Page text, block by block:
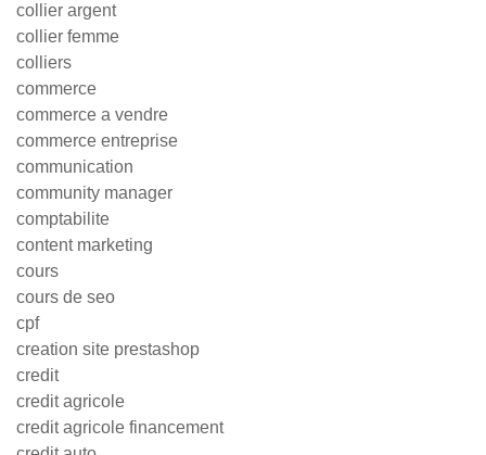
collier argent
collier femme
colliers
commerce
commerce a vendre
commerce entreprise
communication
community manager
comptabilite
content marketing
cours
cours de seo
cpf
creation site prestashop
credit
credit agricole
credit agricole financement